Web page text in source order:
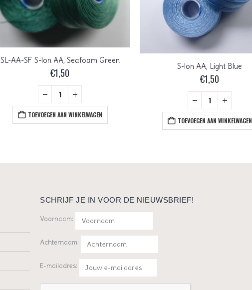
SL-AA-SF S-lon AA, Seafoam Green
€1,50
TOEVOEGEN AAN WINKELWAGEN
S-lon AA, Light Blue
€1,50
TOEVOEGEN AAN WINKELWAGEN
SCHRIJF JE IN VOOR DE NIEUWSBRIEF!
Voornaam:
Achternaam:
E-mailadres: